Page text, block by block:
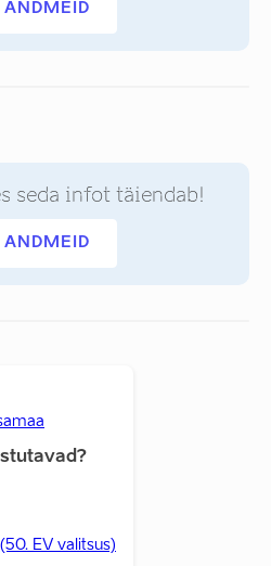
ANDMEID
seda infot täiendab!
ANDMEID
EV valitsus)